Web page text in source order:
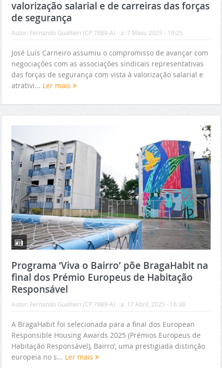
valorização salarial e de carreiras das forças
de segurança
Autor: Fernando Gualtieri (CP 7889-A) a: 7 Maio, 2025 - 19:25
José Luís Carneiro assumiu o compromisso de avançar com
negociações com as associações sindicais representativas
das forças de segurança com vista à valorização salarial e
atrativi... Ler mais
Programa ‘Viva o Bairro’ põe BragaHabit na
final dos Prémio Europeus de Habitação
Responsável
Autor: Fernando Gualtieri (CP 7889-A) a: 17 Abril, 2025 - 16:38
A BragaHabit foi selecionada para a final dos European
Responsible Housing Awards 2025 (Prémios Europeus de
Habitação Responsável), Bairro’, uma prestigiada distinção
europeia no s... Ler mais